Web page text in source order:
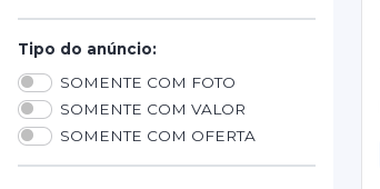
Tipo do anúncio:
SOMENTE COM FOTO
SOMENTE COM VALOR
SOMENTE COM OFERTA